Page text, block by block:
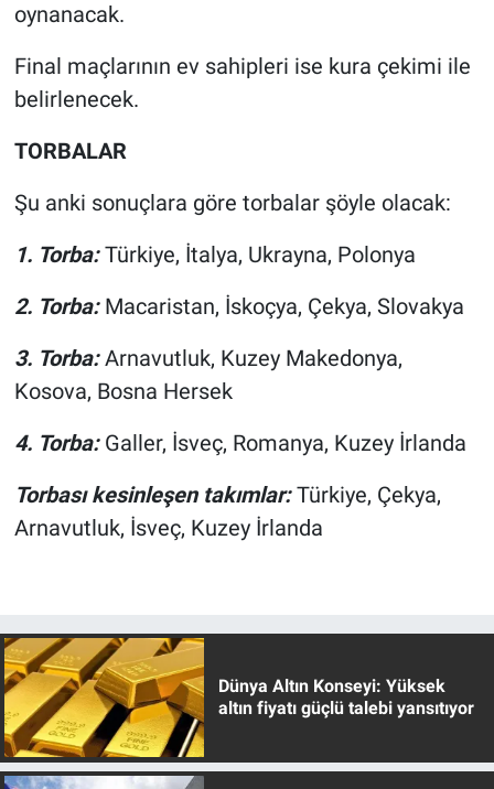
oynanacak.
Final maçlarının ev sahipleri ise kura çekimi ile
belirlenecek.
TORBALAR
Şu anki sonuçlara göre torbalar şöyle olacak:
1. Torba:Türkiye, İtalya, Ukrayna, Polonya
2. Torba:Macaristan, İskoçya, Çekya, Slovakya
3. Torba:Arnavutluk, Kuzey Makedonya,
Kosova, Bosna Hersek
4. Torba: Galler, İsveç, Romanya, Kuzey İrlanda
Torbası kesinleşen takımlar:Türkiye, Çekya,
Arnavutluk, İsveç, Kuzey İrlanda
Dünya Altın Konseyi: Yüksek
altın fiyatı güçlü talebi yansıtıyor